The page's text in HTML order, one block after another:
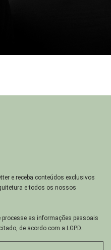
e receba conteúdos exclusivos
e todos os nossos
as informações pessoais
de acordo com a LGPD.